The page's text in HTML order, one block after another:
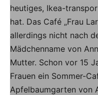
heutiges, Ikea-
hat. Das Café „Frau
allerdings nicht nach
Mädchenname von
Mutter. Schon vor 15
Frauen ein Sommer-
Apfelbaumgarten von